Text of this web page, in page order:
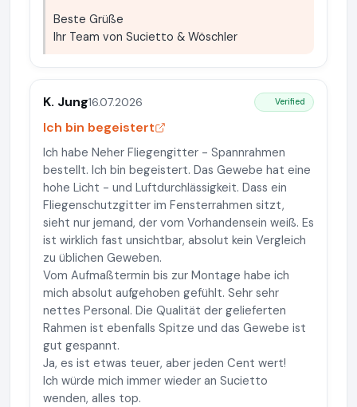
Beste Grüße
Ihr Team von Sucietto & Wöschler
K. Jung16.07.2026 Verified
Ich bin begeistert
Ich habe Neher Fliegengitter - Spannrahmen
bestellt. Ich bin begeistert. Das Gewebe hat eine
hohe Licht - und Luftdurchlässigkeit. Dass ein
Fliegenschutzgitter im Fensterrahmen sitzt,
sieht nur jemand, der vom Vorhandensein weiß. Es
ist wirklich fast unsichtbar, absolut kein Vergleich
zu üblichen Geweben.
Vom Aufmaßtermin bis zur Montage habe ich
mich absolut aufgehoben gefühlt. Sehr sehr
nettes Personal. Die Qualität der gelieferten
Rahmen ist ebenfalls Spitze und das Gewebe ist
gut gespannt.
Ja, es ist etwas teuer, aber jeden Cent wert!
Ich würde mich immer wieder an Sucietto
wenden, alles top.